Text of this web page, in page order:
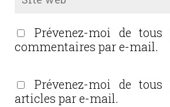
Prévenez-moi de tous
commentaires par e-mail.
Prévenez-moi de tous
articles par e-mail.